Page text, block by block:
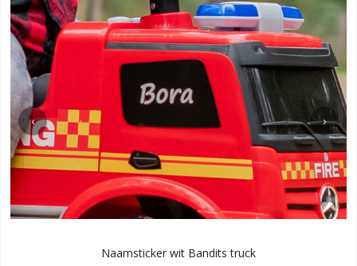
‹ ›
Naamsticker wit Bandits truck